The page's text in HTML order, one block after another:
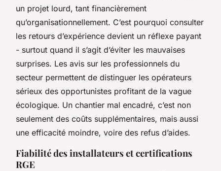
un projet lourd, tant financièrement
qu’organisationnellement. C’est pourquoi consulter
les retours d’expérience devient un réflexe payant
- surtout quand il s’agit d’éviter les mauvaises
surprises. Les avis sur les professionnels du
secteur permettent de distinguer les opérateurs
sérieux des opportunistes profitant de la vague
écologique. Un chantier mal encadré, c’est non
seulement des coûts supplémentaires, mais aussi
une efficacité moindre, voire des refus d’aides.
Fiabilité des installateurs et certifications
RGE